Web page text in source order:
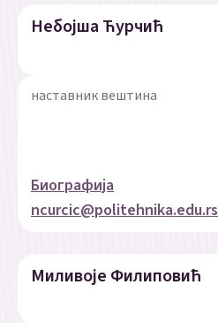
Небојша Ћурчић
наставник вештина
Биографија
ncurcic@politehnika.edu.rs
Миливоје Филиповић